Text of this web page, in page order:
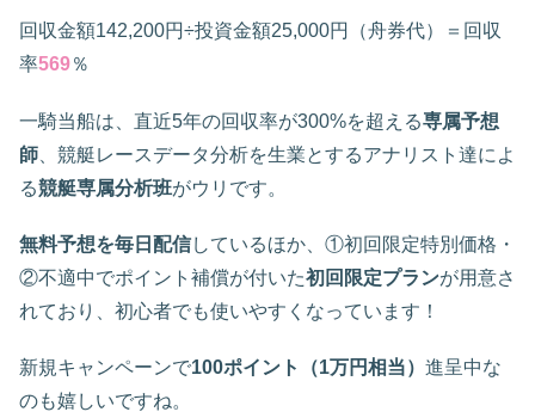
回収金額142,200円÷投資金額25,000円（舟券代）＝回収
率569％
一騎当船は、直近5年の回収率が300%を超える専属予想
師 、競艇レースデータ分析を生業とするアナリスト達によ
る競艇専属分析班がウリです。
無料予想を毎日配信しているほか、①初回限定特別価格・
②不適中でポイント補償が付いた初回限定プランが用意さ
れており、初心者でも使いやすくなっています！
新規キャンペーンで100ポイント（1万円相当） 進呈中な
のも嬉しいですね。